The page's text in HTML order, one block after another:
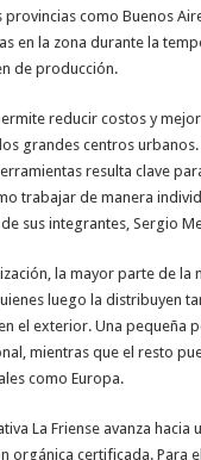
como Buenos
en la zona durante la
de producción.
reducir costos y
grandes centros urbanos.
resulta clave
trabajar de manera
sus integrantes, Sergio
la mayor parte de la
luego la distribuyen
el exterior. Una pequeña
mientras que el resto
como Europa.
La Friense avanza hacia
orgánica certificada. Para